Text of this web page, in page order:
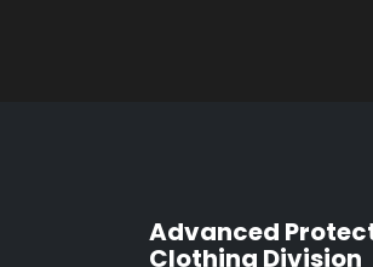
Advanced
Clothing Division